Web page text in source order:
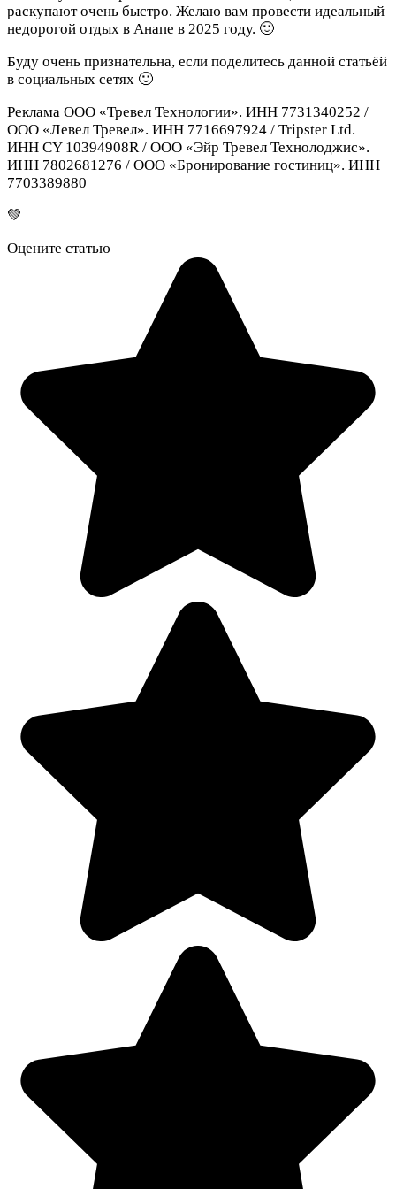
раскупают очень быстро. Желаю вам провести идеальный
недорогой отдых в Анапе в 2025 году. 🙂
Буду очень признательна, если поделитесь данной статьёй
в социальных сетях 🙂
Реклама ООО «Тревел Технологии». ИНН 7731340252 /
ООО «Левел Тревел». ИНН 7716697924 / Tripster Ltd.
ИНН CY 10394908R / ООО «Эйр Тревел Технолоджис».
ИНН 7802681276 / ООО «Бронирование гостиниц». ИНН
7703389880
💚
Оцените статью